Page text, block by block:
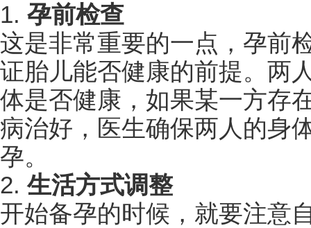
1. 孕前检查
这是非常重要的一点，孕前
证胎儿能否健康的前提。两
体是否健康，如果某一方存
病治好，医生确保两人的身
孕。
2.生活方式调整
开始备孕的时候，就要注意